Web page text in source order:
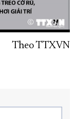
Theo TTXVN